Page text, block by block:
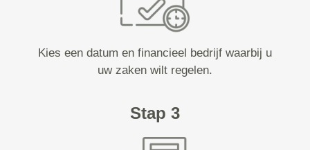
Kies een datum en financieel bedrijf waarbij u
uw zaken wilt regelen.
Stap 3